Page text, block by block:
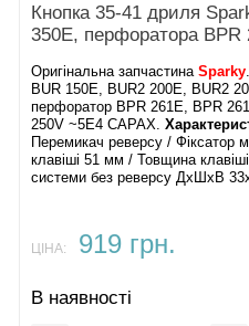
Кнопка 35-41 дриля
350E, перфоратора BPR
Оригінальна запчастинаSparky
BUR 150E, BUR2 200E, BUR2
перфоратор BPR 261E, BPR
250V ~5E4 САРАХ.
Перемикач реверсу /
клавіші 51 мм / Товщина
системи без реверсу ДхШхВ
ЦІНА: 919 грн.
В наявності